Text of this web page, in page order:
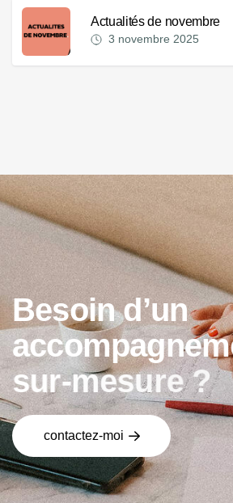
Actualités de novembre
3 novembre 2025
Besoin d’un
accompagnem
sur-mesure ?
contactez-moi